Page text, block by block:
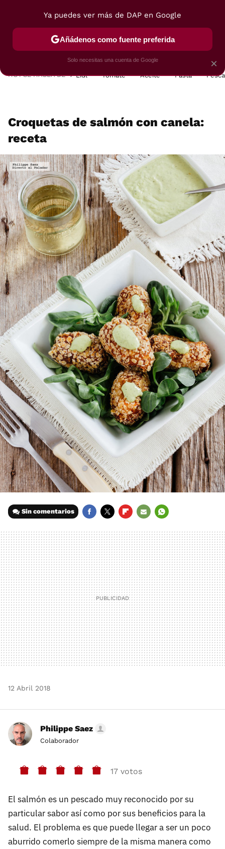
POSTRES VIAJES SELECCIÓN VEGUI
HOY SE HABLA DE Lidl Tomate Aceite Pasta
Croquetas de salmón con canela:
receta
Sin comentarios
MAIL
12 Abril 2018
Philippe Saez
Colaborador
17 votos
El salmón es un pescado muy reconocido por su
particular sabor así como por sus beneficios para la
salud. El problema es que puede llegar a ser un poco
aburrido comerlo siempre de la misma manera como
×
Ya puedes ver más de DAP en Google
Añádenos como fuente preferida
Solo necesitas una cuenta de Google